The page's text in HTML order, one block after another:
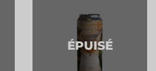
ÉPUISÉ